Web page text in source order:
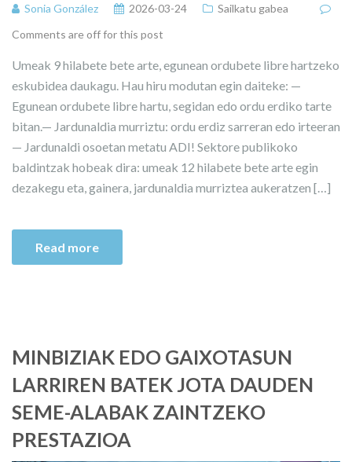
Sonia González 2026-03-24
Sailkatu gabea
Comments are off for this post
Umeak 9 hilabete bete arte, egunean ordubete libre hartzeko
eskubidea daukagu. Hau hiru modutan egin daiteke: —
Egunean ordubete libre hartu, segidan edo ordu erdiko tarte
bitan.— Jardunaldia murriztu: ordu erdiz sarreran edo irteeran
— Jardunaldi osoetan metatu ADI! Sektore publikoko
baldintzak hobeak dira: umeak 12 hilabete bete arte egin
dezakegu eta, gainera, jardunaldia murriztea aukeratzen […]
Read more
MINBIZIAK EDO GAIXOTASUN
LARRIREN BATEK JOTA DAUDEN
SEME-ALABAK ZAINTZEKO
PRESTAZIOA